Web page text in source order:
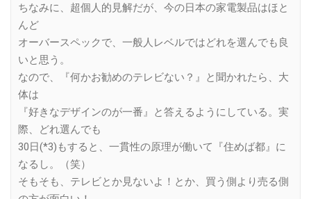
ちなみに、超個人的見解だが、今の日本の家電製品はほと
んど
オーバースペックで、一般人レベルではどれを選んでも良
いと思う。
なので、『何かお勧めのテレビない？』と聞かれたら、大
体は
『好きなデザインのが一番』と答えるようにしている。実
際、どれ選んでも
30日(*3)もすると、一貫性の原理が働いて『住めば都』に
なるし。（笑）
そもそも、テレビとか見ないよ！とか、買う側より売る側